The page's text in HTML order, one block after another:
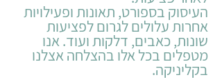
העיסוק בספורט, תאונות ופעילויות
אחרות עלולים לגרום לפציעות
שונות, כאבים, דלקות ועוד. אנו
מטפלים בכל אלו בהצלחה אצלנו
בקליניקה.